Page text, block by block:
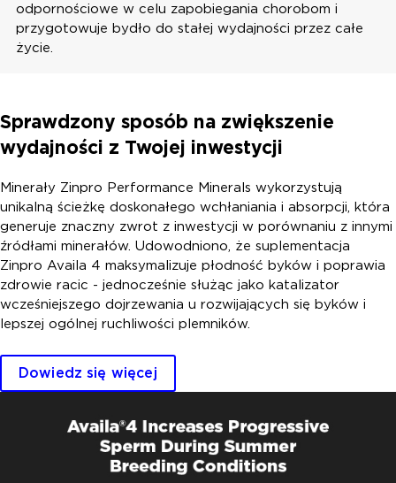
odpornościowe w celu zapobiegania chorobom i
przygotowuje bydło do stałej wydajności przez całe
życie.
Sprawdzony sposób na zwiększenie
wydajności z Twojej inwestycji
Minerały Zinpro Performance Minerals wykorzystują
unikalną ścieżkę doskonałego wchłaniania i absorpcji, która
generuje znaczny zwrot z inwestycji w porównaniu z innymi
źródłami minerałów. Udowodniono, że suplementacja
Zinpro Availa 4 maksymalizuje płodność byków i poprawia
zdrowie racic - jednocześnie służąc jako katalizator
wcześniejszego dojrzewania u rozwijających się byków i
lepszej ogólnej ruchliwości plemników.
Dowiedz się więcej